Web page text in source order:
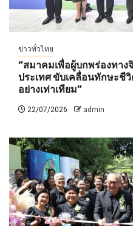
ข่าวทั่วไทย
“สมาคมเพื่อผู้บกพร่องทาง
ประเทศ ขับเคลื่อนทักษะชี
อย่างเท่าเทียม”
22/07/2026 admin